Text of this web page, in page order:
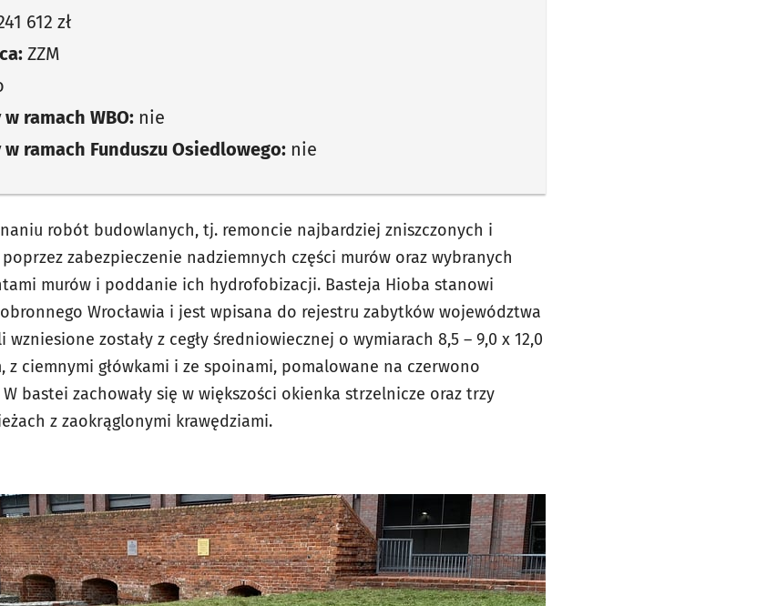
612 zł
ZZM
ramach WBO: nie
ramach Funduszu Osiedlowego: nie
robót budowlanych, tj. remoncie najbardziej zniszczonych i
zabezpieczenie nadziemnych części murów oraz wybranych
murów i poddanie ich hydrofobizacji. Basteja Hioba stanowi
Wrocławia i jest wpisana do rejestru zabytków województwa
zostały z cegły średniowiecznej o wymiarach 8,5 – 9,0 x 12,0
z ciemnymi główkami i ze spoinami, pomalowane na czerwono
bastei zachowały się w większości okienka strzelnicze oraz trzy
z zaokrąglonymi krawędziami.